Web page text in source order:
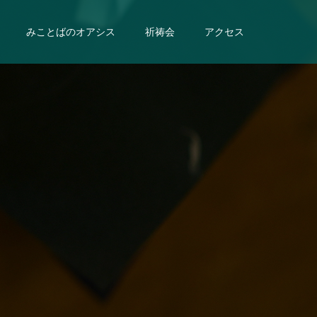
みことばのオアシス 祈祷会 アクセス